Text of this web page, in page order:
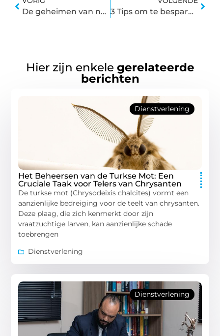
De geheimen van netten ontcijferd: ontdek de veelzijdigheid van netten in het dagelijks leven 3 Tips om te besparen op vliegtickets
Hier zijn enkele gerelateerde
berichten
Dienstverlening
Het Beheersen van de Turkse Mot: Een
Cruciale Taak voor Telers van Chrysanten
De turkse mot (Chrysodeixis chalcites) vormt een
aanzienlijke bedreiging voor de teelt van chrysanten.
Deze plaag, die zich kenmerkt door zijn
vraatzuchtige larven, kan aanzienlijke schade
toebrengen
Dienstverlening
Dienstverlening